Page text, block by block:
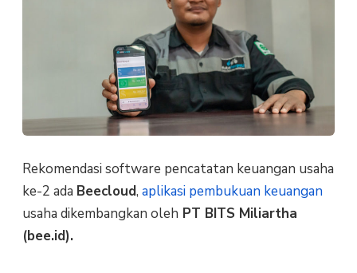
Rekomendasi software pencatatan keuangan usaha
ke-2 ada Beecloud, aplikasi pembukuan keuangan
usaha dikembangkan oleh PT BITS Miliartha
(bee.id).